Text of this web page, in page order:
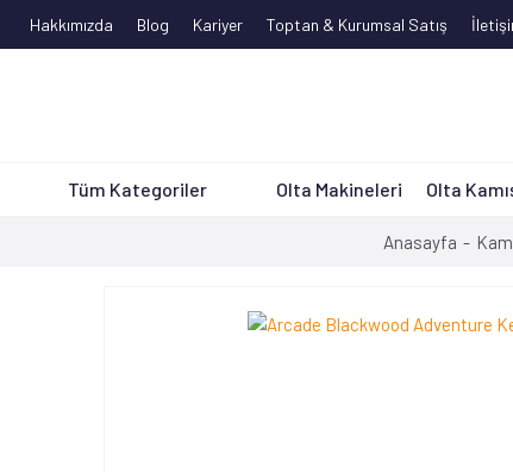
Hakkımızda Blog Kariyer Toptan & Kurumsal Satış
Tüm Kategoriler Olta Makineleri Olta
Anasayfa